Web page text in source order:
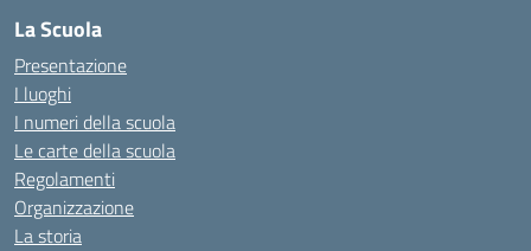
La Scuola
Presentazione
I luoghi
I numeri della scuola
Le carte della scuola
Regolamenti
Organizzazione
La storia